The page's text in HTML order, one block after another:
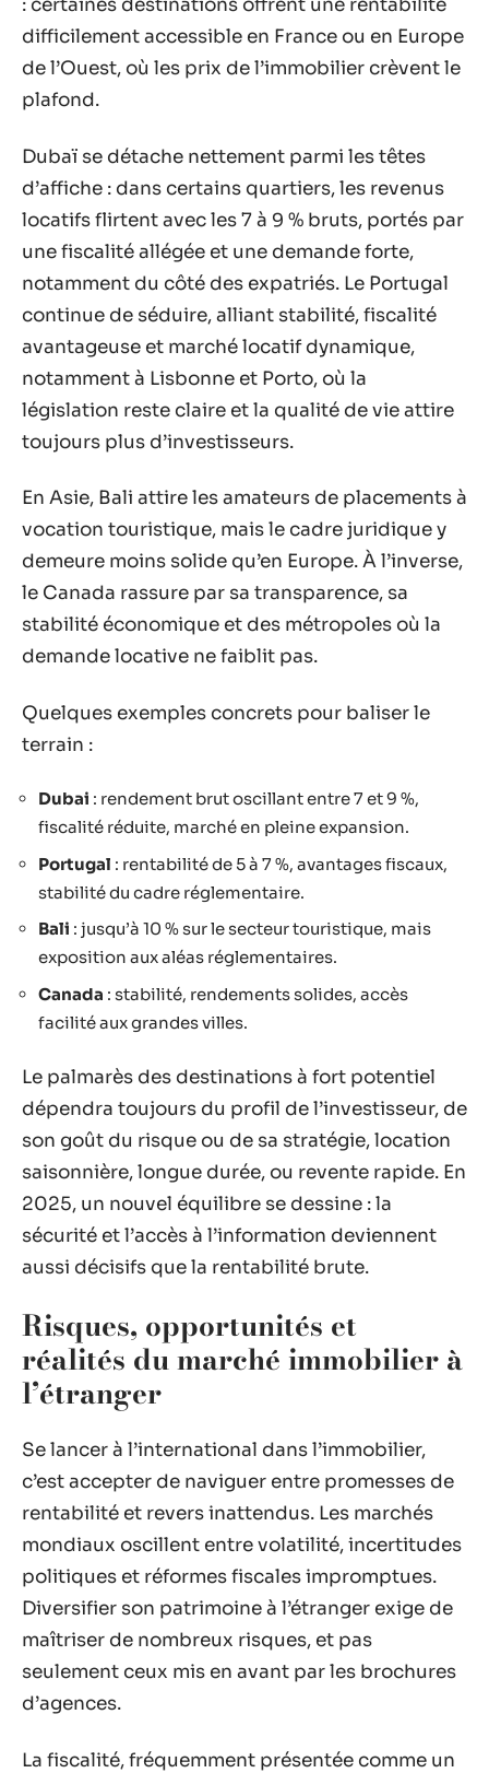
: certaines destinations offrent une rentabilité
difficilement accessible en France ou en Europe
de l’Ouest, où les prix de l’immobilier crèvent le
plafond.
Dubaï se détache nettement parmi les têtes
d’affiche : dans certains quartiers, les revenus
locatifs flirtent avec les 7 à 9 % bruts, portés par
une fiscalité allégée et une demande forte,
notamment du côté des expatriés. Le Portugal
continue de séduire, alliant stabilité, fiscalité
avantageuse et marché locatif dynamique,
notamment à Lisbonne et Porto, où la
législation reste claire et la qualité de vie attire
toujours plus d’investisseurs.
En Asie, Bali attire les amateurs de placements à
vocation touristique, mais le cadre juridique y
demeure moins solide qu’en Europe. À l’inverse,
le Canada rassure par sa transparence, sa
stabilité économique et des métropoles où la
demande locative ne faiblit pas.
Quelques exemples concrets pour baliser le
terrain :
Dubai : rendement brut oscillant entre 7 et 9 %,
fiscalité réduite, marché en pleine expansion.
Portugal : rentabilité de 5 à 7 %, avantages fiscaux,
stabilité du cadre réglementaire.
Bali : jusqu’à 10 % sur le secteur touristique, mais
exposition aux aléas réglementaires.
Canada : stabilité, rendements solides, accès
facilité aux grandes villes.
Le palmarès des destinations à fort potentiel
dépendra toujours du profil de l’investisseur, de
son goût du risque ou de sa stratégie, location
saisonnière, longue durée, ou revente rapide. En
2025, un nouvel équilibre se dessine : la
sécurité et l’accès à l’information deviennent
aussi décisifs que la rentabilité brute.
Risques, opportunités et
réalités du marché immobilier à
l’étranger
Se lancer à l’international dans l’immobilier,
c’est accepter de naviguer entre promesses de
rentabilité et revers inattendus. Les marchés
mondiaux oscillent entre volatilité, incertitudes
politiques et réformes fiscales impromptues.
Diversifier son patrimoine à l’étranger exige de
maîtriser de nombreux risques, et pas
seulement ceux mis en avant par les brochures
d’agences.
La fiscalité, fréquemment présentée comme un